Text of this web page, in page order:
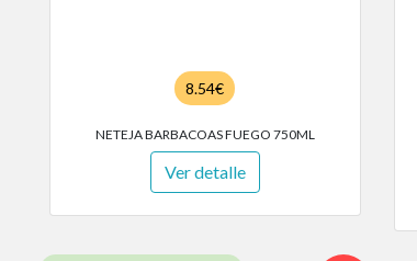
8.54€
NETEJA BARBACOAS FUEGO 750ML
Ver detalle